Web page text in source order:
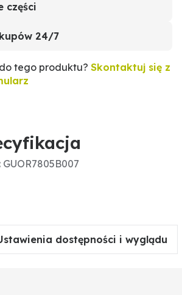
części
24/7
tego produktu? Skontaktuj się z
dostępności i wyglądu